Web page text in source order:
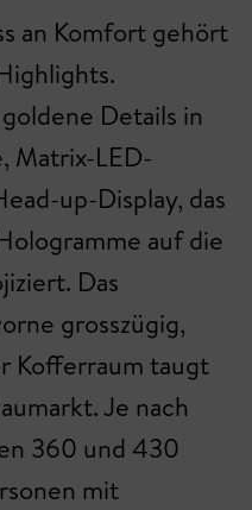
an Komfort gehört
Details in
Matrix-LED-
up-Display, das
auf die
Das
grosszügig,
Kofferraum taugt
Je nach
360 und 430
mit